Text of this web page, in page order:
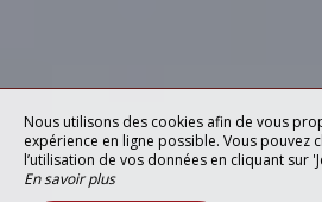
Nous utilisons des cookies afin de vous
expérience en ligne possible. Vous pouvez
l’utilisation de vos données en cliquant sur
En savoir plus